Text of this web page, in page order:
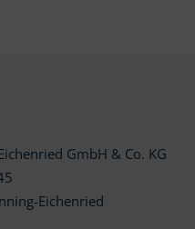
GmbH & Co. KG
Eichenried